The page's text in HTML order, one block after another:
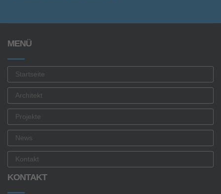
MENÜ
Startseite
Architekt
Projekte
News
Kontakt
KONTAKT